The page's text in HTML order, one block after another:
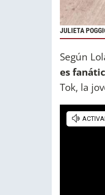
JULIETA
Según
es
Tok, la